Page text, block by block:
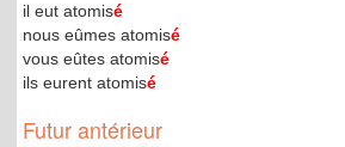
il eut atomisé
nous eûmes atomisé
vous eûtes atomisé
ils eurent atomisé
Futur antérieur